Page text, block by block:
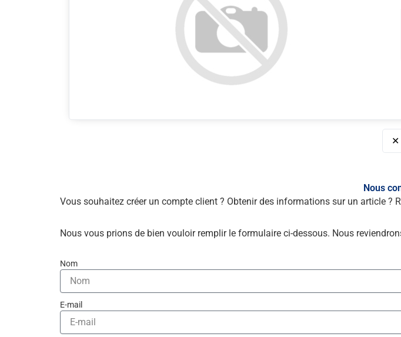
✕
Nous
Vous souhaitez créer un compte client ? Obtenir des informations sur un article
Nous vous prions de bien vouloir remplir le formulaire ci-dessous. Nous
Nom
E-mail